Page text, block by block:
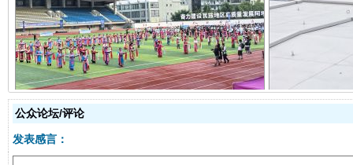
阿坝州三大球赛在茂县开幕 规模
公众论坛/评论
发表感言：